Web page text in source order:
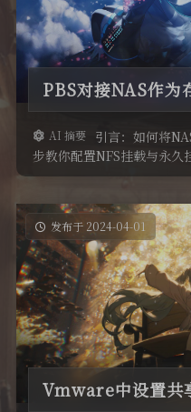
PBS对接NAS作为
AI 摘要
引言：如何将
步教你配置NFS挂载与永久
发布于 2024-04-01
Vmware中设置共